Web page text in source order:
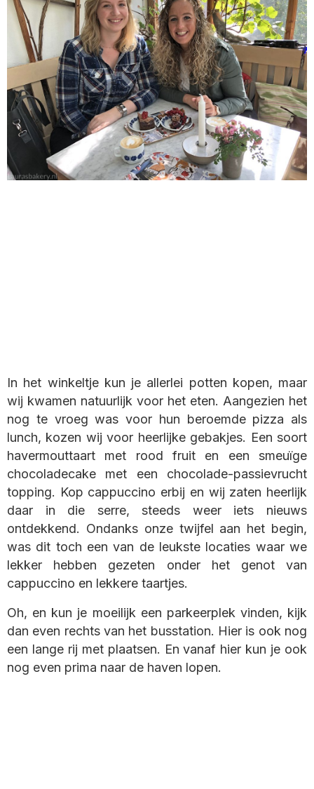
In het winkeltje kun je allerlei potten kopen, maar
wij kwamen natuurlijk voor het eten. Aangezien het
nog te vroeg was voor hun beroemde pizza als
lunch, kozen wij voor heerlijke gebakjes. Een soort
havermouttaart met rood fruit en een smeuïge
chocoladecake met een chocolade-passievrucht
topping. Kop cappuccino erbij en wij zaten heerlijk
daar in die serre, steeds weer iets nieuws
ontdekkend. Ondanks onze twijfel aan het begin,
was dit toch een van de leukste locaties waar we
lekker hebben gezeten onder het genot van
cappuccino en lekkere taartjes.
Oh, en kun je moeilijk een parkeerplek vinden, kijk
dan even rechts van het busstation. Hier is ook nog
een lange rij met plaatsen. En vanaf hier kun je ook
nog even prima naar de haven lopen.